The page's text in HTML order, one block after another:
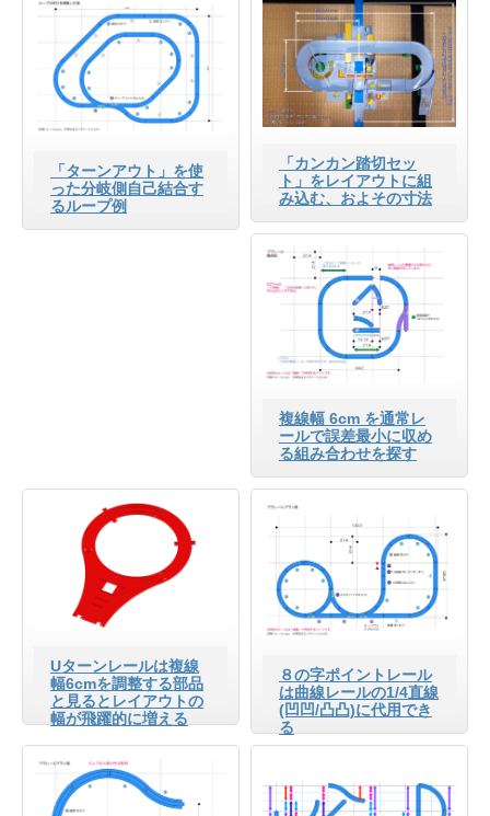
「ターンアウト」を使
った分岐側自己結合す
るループ例
「カンカン踏切セッ
ト」をレイアウトに組
み込む、およその寸法
複線幅 6cm を通常レ
ールで誤差最小に収め
る組み合わせを探す
Uターンレールは複線
幅6cmを調整する部品
と見るとレイアウトの
幅が飛躍的に増える
８の字ポイントレール
は曲線レールの1/4直線
(凹凹/凸凸)に代用でき
る